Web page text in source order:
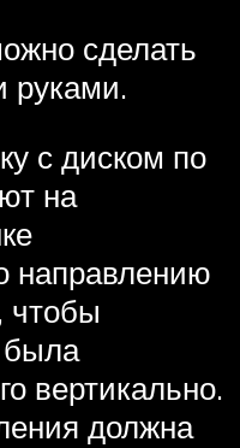
сделать
руками.
с диском по
на
направлению
чтобы
была
вертикально.
должна